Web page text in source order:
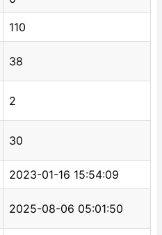
110
38
2
30
2023-01-16 15:54:09
2025-08-06 05:01:50